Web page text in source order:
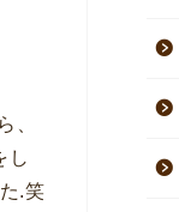
、
し
.笑